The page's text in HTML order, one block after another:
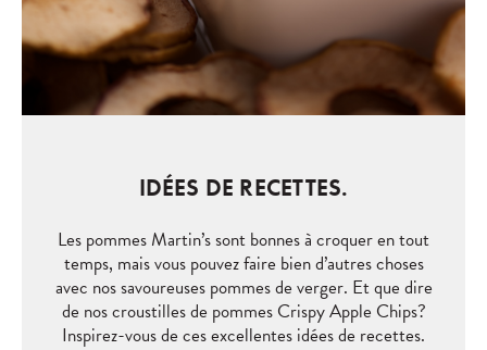
IDÉES DE RECETTES.
Les pommes Martin’s sont bonnes à croquer en tout
temps, mais vous pouvez faire bien d’autres choses
avec nos savoureuses pommes de verger. Et que dire
de nos croustilles de pommes Crispy Apple Chips?
Inspirez-vous de ces excellentes idées de recettes.